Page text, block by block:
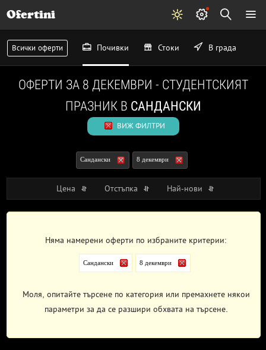
Ofertini
Всички оферти Почивки Стоки В града
ОФЕРТИ ЗА 8 ДЕКЕМВРИ - СТУДЕНТСКИЯТ
ПРАЗНИК В САНДАНСКИ
ВИЖ ФИЛТРИ
Сандански 8 декември
Цена Отстъпка Най-нови
Няма намерени оферти по избраните критерии:
Сандански 8 декември
Моля, опитайте търсене по категория или премахнете някои
параметри за да се разшири обхвата на търсене.